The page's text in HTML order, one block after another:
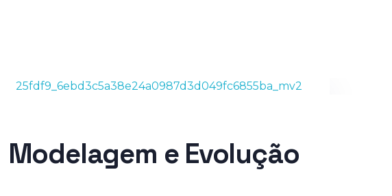
Modelagem e Evolução